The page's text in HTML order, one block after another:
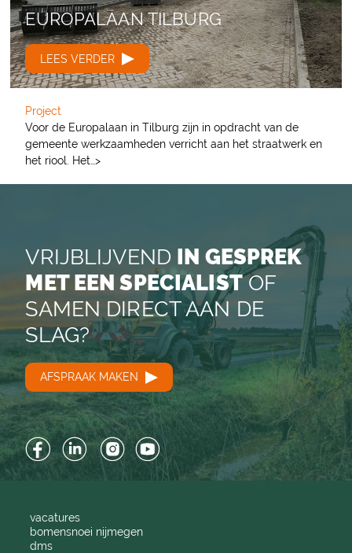
EUROPALAANTILBURG
LEES VERDER
Project
Voor de Europalaan in Tilburg zijn in opdracht van de
gemeente werkzaamheden verricht aan het straatwerk en
het riool. Het…>
VRIJBLIJVEND IN GESPREK
MET EEN SPECIALISTOF
SAMEN DIRECT AAN DE
SLAG?
AFSPRAAK MAKEN
FacebookLinkedInInstagramYouTube
vacatures
bomensnoei nijmegen
dms